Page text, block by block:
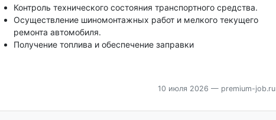
Контроль технического состояния транспортного средства.
Осуществление шиномонтажных работ и мелкого текущего
ремонта автомобиля.
Получение топлива и обеспечение заправки
10 июля 2026 — premium-job.ru